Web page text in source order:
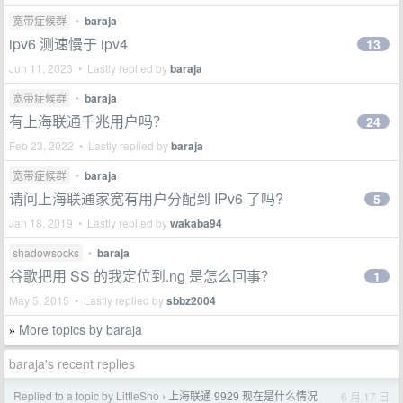
宽带症候群 • baraja
ipv6 测速慢于 ipv4
Jun 11, 2023 • Lastly replied bybaraja
13
宽带症候群 • baraja
有上海联通千兆用户吗？
Feb 23, 2022 • Lastly replied bybaraja
24
宽带症候群 • baraja
请问上海联通家宽有用户分配到 IPv6 了吗?
Jan 18, 2019 • Lastly replied bywakaba94
5
shadowsocks • baraja
谷歌把用 SS 的我定位到.ng 是怎么回事？
May 5, 2015 • Lastly replied bysbbz2004
1
» More topics by baraja
baraja's recent replies
Replied to a topic by LittleSho › 上海联通 9929 现在是什么情况 6 月 17 日